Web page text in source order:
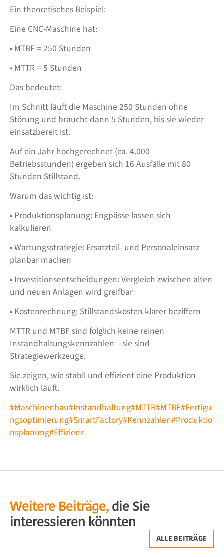
Ein theoretisches Beispiel:
Eine CNC-Maschine hat:
• MTBF = 250 Stunden
• MTTR = 5 Stunden
Das bedeutet:
Im Schnitt läuft die Maschine 250 Stunden ohne
Störung und braucht dann 5 Stunden, bis sie wieder
einsatzbereit ist.
Auf ein Jahr hochgerechnet (ca. 4.000
Betriebsstunden) ergeben sich 16 Ausfälle mit 80
Stunden Stillstand.
Warum das wichtig ist:
• Produktionsplanung: Engpässe lassen sich
kalkulieren
• Wartungsstrategie: Ersatzteil- und Personaleinsatz
planbar machen
• Investitionsentscheidungen: Vergleich zwischen alten
und neuen Anlagen wird greifbar
• Kostenrechnung: Stillstandskosten klarer beziffern
MTTR und MTBF sind folglich keine reinen
Instandhaltungskennzahlen – sie sind
Strategiewerkzeuge.
Sie zeigen, wie stabil und effizient eine Produktion
wirklich läuft.
#Maschinenbau#Instandhaltung#MTTR#MTBF#Fertigu
ngsoptimierung#SmartFactory#Kennzahlen#Produktio
nsplanung#Effizienz
Weitere Beiträge, die Sie
interessieren könnten
ALLE BEITRÄGE